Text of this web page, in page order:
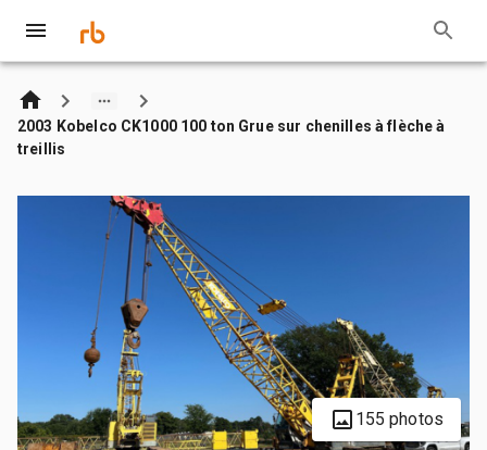
2003 Kobelco CK1000 100 ton Grue sur chenilles à flèche à
treillis
155 photos